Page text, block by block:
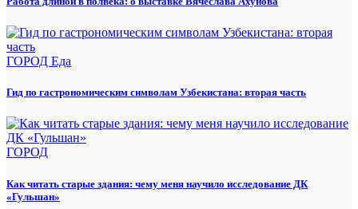
ГОРОД Еда
Гид по гастрономическим символам Узбекистана: вторая часть
ГОРОД
Как читать старые здания: чему меня научило исследование ДК
«Гульшан»